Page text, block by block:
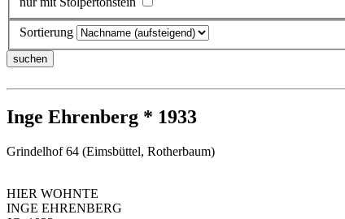
Sortierung
Inge Ehrenberg * 1933
Grindelhof 64 (Eimsbüttel, Rotherbaum)
HIER WOHNTE
INGE EHRENBERG